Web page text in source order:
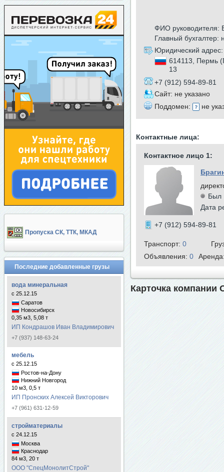
Пропуска СК, ТТК, МКАД
Последние добавленные грузы
вода минеральная
с 25.12.15
Саратов
Новосибирск
0,35 м3, 5,08 т
ИП Кондрашов Иван Владимирович
+7 (937) 148-63-24
мебель
с 25.12.15
Ростов-на-Дону
Нижний Новгород
10 м3, 0,5 т
ИП Пронских Алексей Викторович
+7 (961) 631-12-59
стройматериалы
с 24.12.15
Москва
Краснодар
84 м3, 20 т
ООО "СпецМонолитСтрой"
ФИО руководителя:
Главный бухгалтер:
Юридический адрес:
614113, Пермь
13
+7 (912) 594-89-81
Сайт: не указано
Поддомен:
не
Контактные лица:
Контактное лицо 1:
Был
Дата
+7 (912) 594-89-81
Транспорт: 0
Объявления: 0
Карточка